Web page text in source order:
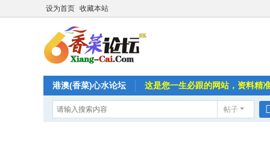
设为首页 收藏本站
港澳(香菜)心水论坛 这是您一生必跟的网站，资料精
帖子